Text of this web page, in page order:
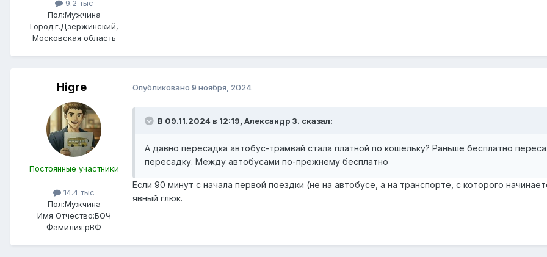
9.2 тыс
Пол:Мужчина
Город:г.Дзержинский,
Московская область
Higre
Постоянные участники
14.4 тыс
Пол:Мужчина
Имя Отчество:БОЧ
Фамилия:рВФ
Опубликовано 9 ноября, 2024
В 09.11.2024 в 12:19, Александр З. сказал:
А давно пересадка автобус-трамвай стала платной по кошельку? Раньше бесплатно
пересадку. Между автобусами по-прежнему бесплатно
Если 90 минут с начала первой поездки (не на автобусе, а на транспорте, с которого
явный глюк.